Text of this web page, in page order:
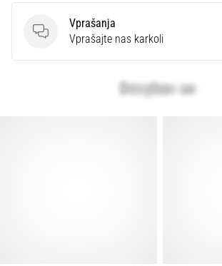
Vprašanja
Vprašanja
Vprašajte nas karkoli